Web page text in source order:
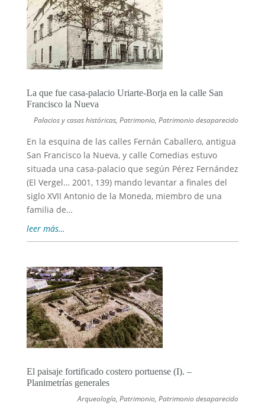
La que fue casa-palacio Uriarte-Borja en la calle San
Francisco la Nueva
Palacios y casas históricas,Patrimonio,Patrimonio desaparecido
En la esquina de las calles Fernán Caballero, antigua
San Francisco la Nueva, y calle Comedias estuvo
situada una casa-palacio que según Pérez Fernández
(El Vergel… 2001, 139) mando levantar a finales del
siglo XVII Antonio de la Moneda, miembro de una
familia de…
leer más…
El paisaje fortificado costero portuense (I). –
Planimetrías generales
Arqueología,Patrimonio,Patrimonio desaparecido